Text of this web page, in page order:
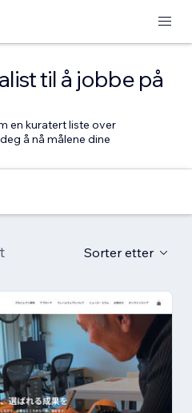
til å jobbe på
en kuratert liste over
å nå målene dine
Sorter etter